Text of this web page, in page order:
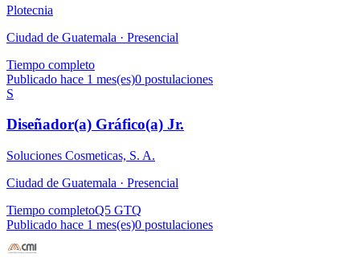
Plotecnia
Ciudad de Guatemala · Presencial
Tiempo completo
Publicado hace 1 mes(es)0 postulaciones
S
Diseñador(a) Gráfico(a) Jr.
Soluciones Cosmeticas, S. A.
Ciudad de Guatemala · Presencial
Tiempo completoQ5 GTQ
Publicado hace 1 mes(es)0 postulaciones